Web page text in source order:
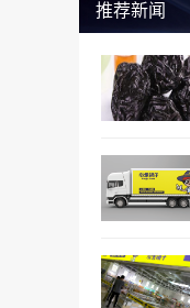
推荐新闻